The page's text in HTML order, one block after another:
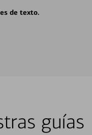
de texto.
guías